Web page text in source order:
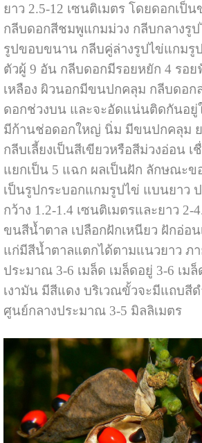
ยาว 2.5-12 เซนติเมตร โดยดอกเป็
กลีบดอกสีชมพูแกมม่วง กลีบกลางรู
รูปขอบขนาน กลีบคู่ล่างรูปไข่แกมรู
ตัวผู้ 9 อัน กลีบดอกมีรอยหยัก 4 รอย
เหลือง ผิวนอกมีขนปกคลุม กลีบดอก
ดอกช่วงบน และจะอัดแน่นติดกันอยู่
มีก้านช่อดอกใหญ่ นิ่ม มีขนปกคลุม ย
กลีบเลี้ยงเป็นสีเขียวหรือสีม่วงอ่อน
แยกเป็น 5 แฉก ผลเป็นฝัก ลักษณะข
เป็นรูปกระบอกแกมรูปไข่ แบนยาว
กว้าง 1.2-1.4 เซนติเมตรและยาว 2-
ขนสีน้ำตาล เปลือกฝักเหนียว ฝักอ่อ
แก่มีสีน้ำตาลแตกได้ตามแนวยาว ภ
ประมาณ 3-6 เมล็ด เมล็ดอยู่ 3-6 เม
เงามัน มีสีแดง บริเวณขั้วจะมีแถบสี
ศูนย์กลางประมาณ 3-5 มิลลิเมตร